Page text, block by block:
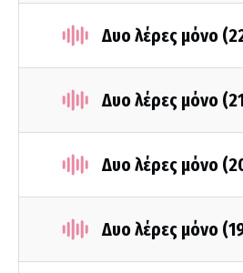
Δυο λέρες μόνο
Δυο λέρες μόνο
Δυο λέρες μόνο
Δυο λέρες μόνο